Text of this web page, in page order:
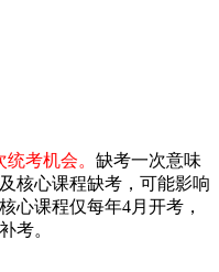
考机会。 缺考一次意味
核心课程缺考，可能影响
心课程仅每年4月开考，
考。